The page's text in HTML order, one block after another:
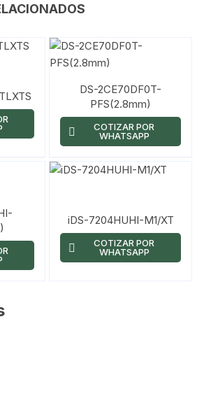
DS-2CE70DF0T-
PFS(2.8mm)
COTIZAR POR
WHATSAPP
iDS-7204HUHI-M1/XT
COTIZAR POR
WHATSAPP